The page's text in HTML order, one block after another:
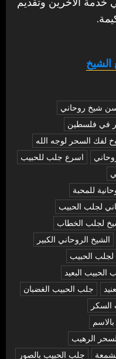
الشيخ
شيخ روحاني
في فلسطين
لفك السحر لوجه الله
اسرع جلب للحبيب
للمحبة
لجلب الحبيب
لجلب الخطاب
الشيخ الروحاني الكبير
لجلب الحبيب
الحبيب البعيد
جلب الحبيب الغضبان
الرهيب
جلب الحبيب بالصور